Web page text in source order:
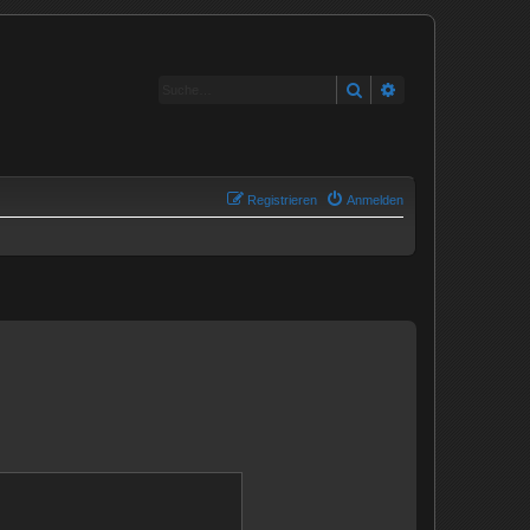
Suche
Anmelden
Registrieren